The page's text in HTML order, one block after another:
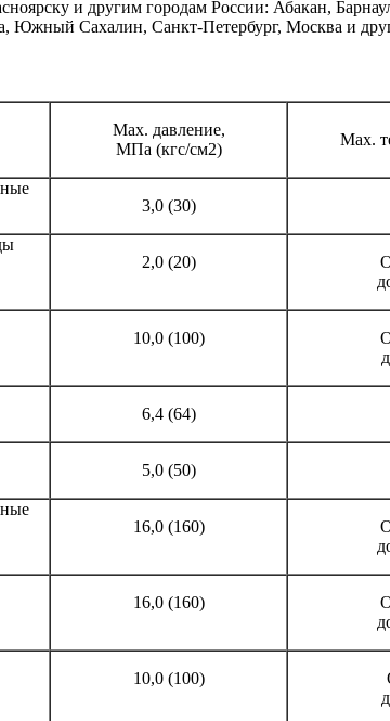
и другим городам России: Абакан,
Сахалин, Санкт-Петербург, Москва и
Max. давление,
МПа (кгс/см2)
Max.
3,0 (30)
2,0 (20)
10,0 (100)
6,4 (64)
5,0 (50)
16,0 (160)
16,0 (160)
10,0 (100)